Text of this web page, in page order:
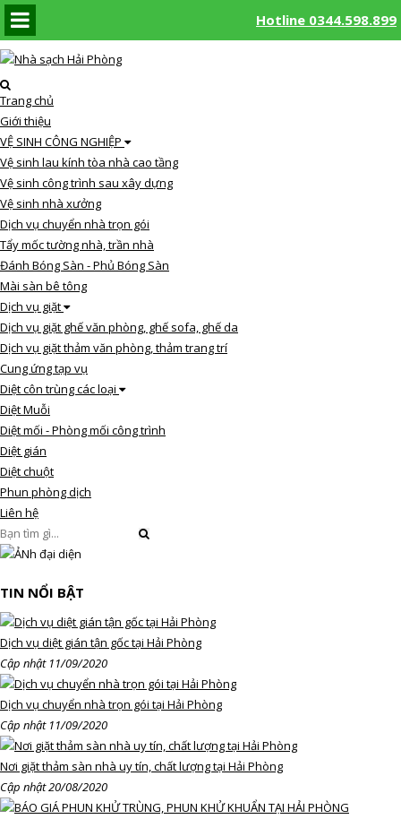
Hotline 0344.598.899
Trang chủ
Giới thiệu
VỆ SINH CÔNG NGHIỆP
Vệ sinh lau kính tòa nhà cao tầng
Vệ sinh công trình sau xây dựng
Vệ sinh nhà xưởng
Dịch vụ chuyển nhà trọn gói
Tẩy mốc tường nhà, trần nhà
Đánh Bóng Sàn - Phủ Bóng Sàn
Mài sàn bê tông
Dịch vụ giặt
Dịch vụ giặt ghế văn phòng, ghế sofa, ghế da
Dịch vụ giặt thảm văn phòng, thảm trang trí
Cung ứng tạp vụ
Diệt côn trùng các loại
Diệt Muỗi
Diệt mối - Phòng mối công trình
Diệt gián
Diệt chuột
Phun phòng dịch
Liên hệ
TIN NỔI BẬT
Dịch vụ diệt gián tận gốc tại Hải Phòng
Cập nhật 11/09/2020
Dịch vụ chuyển nhà trọn gói tại Hải Phòng
Cập nhật 11/09/2020
Nơi giặt thảm sàn nhà uy tín, chất lượng tại Hải Phòng
Cập nhật 20/08/2020